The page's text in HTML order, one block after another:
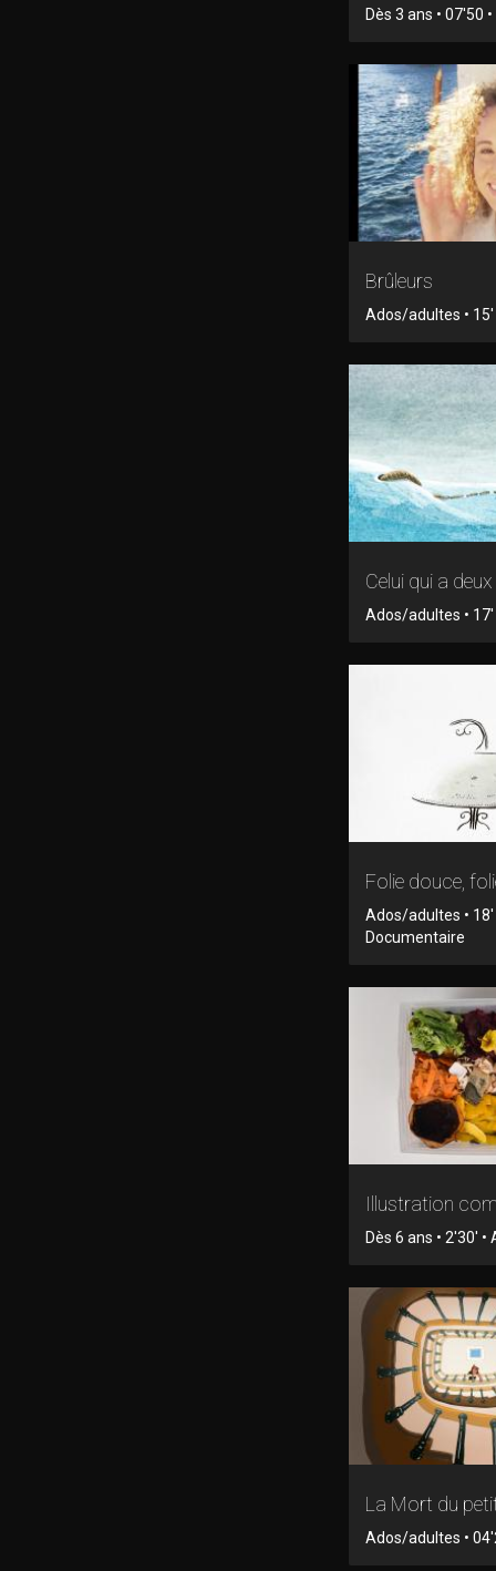
Dès 3 ans • 07'50
Brûleurs
Ados/adultes • 15'
Celui qui a
Ados/adultes •
Folie douce,
Ados/adultes • 18'
Documentaire
Illustration
Dès 6 ans • 2'30'
La Mort du
Ados/adultes •